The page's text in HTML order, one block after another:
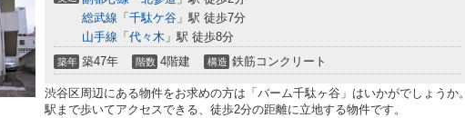
総武線 「 千駄ケ谷 」駅 徒歩7分
山手線 「 代々木 」駅 徒歩8分
築年 築47年 階数 4階建 構造 鉄筋コンクリート
渋谷区周辺にある物件をお求めの方は「バーム千駄ヶ谷」はいかがでしょうか。
駅まで歩いてアクセスできる、徒歩2分の距離に立地する物件です。